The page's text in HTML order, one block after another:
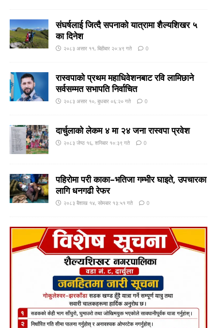
संघर्षलाई जित्दै सपनाको यात्रामा शैल्यशिखर ५
का दिनेश
२०८३ असार ११, बिहीबार २०:४९ गते 0
रास्वपाको प्रथम महाधिवेशनबाट रवि लामिछाने
सर्वसम्मत सभापति निर्वाचित
२०८३ असार १०, बुधबार ०६:२० गते 0
दार्चुलाको लेकम ४ मा २४ जना रास्वपा प्रवेश
२०८३ जेष्ठ १६, शनिबार १०:३९ गते 0
पहिरोमा परी काका–भतिजा गम्भीर घाइते, उपचारका
लागि धनगढी रेफर
२०८३ बैशाख १४, सोमबार १३:५१ गते 0